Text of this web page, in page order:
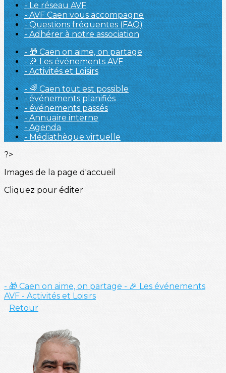
- Le réseau AVF
- AVF Caen vous accompagne
- Questions fréquentes (FAQ)
- Adhérer à notre association
- 🎁 Caen on aime, on partage
- 🎉 Les événements AVF
- Activités et Loisirs
- 🌈 Caen tout est possible
- événements planifiés
- événements passés
- Annuaire interne
- Agenda
- Médiathèque virtuelle
?>
Images de la page d'accueil
Cliquez pour éditer
- 🎁 Caen on aime, on partage - 🎉 Les événements
AVF - Activités et Loisirs
Retour